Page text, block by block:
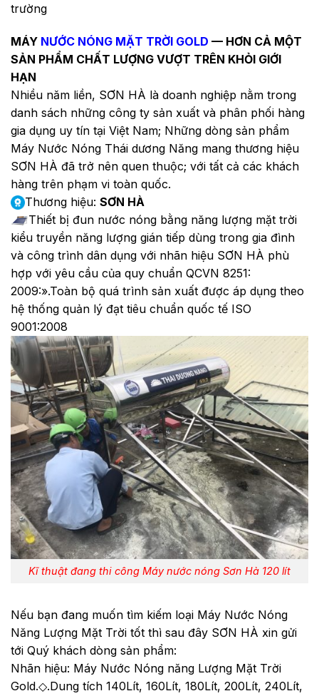
trường
MÁY NƯỚC NÓNG MẶT TRỜI GOLD — HƠN CẢ MỘT
SẢN PHẨM CHẤT LƯỢNG VƯỢT TRÊN KHỎI GIỚI
HẠN
Nhiều năm liền, SƠN HÀ là doanh nghiệp nằm trong
danh sách những công ty sản xuất và phân phối hàng
gia dụng uy tín tại Việt Nam; Những dòng sản phẩm
Máy Nước Nóng Thái dương Năng mang thương hiệu
SƠN HÀ đã trở nên quen thuộc; với tất cả các khách
hàng trên phạm vi toàn quốc.
Thương hiệu: SƠN HÀ
Thiết bị đun nước nóng bằng năng lượng mặt trời
kiểu truyền năng lượng gián tiếp dùng trong gia đình
và công trình dân dụng với nhãn hiệu SƠN HÀ phù
hợp với yêu cầu của quy chuẩn QCVN 8251:
2009:».Toàn bộ quá trình sản xuất được áp dụng theo
hệ thống quản lý đạt tiêu chuẩn quốc tế ISO
9001:2008
Kĩ thuật đang thi công Máy nước nóng Sơn Hà 120 lít
Nếu bạn đang muốn tìm kiếm loại Máy Nước Nóng
Năng Lượng Mặt Trời tốt thì sau đây SƠN HÀ xin gửi
tới Quý khách dòng sản phẩm:
Nhãn hiệu: Máy Nước Nóng năng Lượng Mặt Trời
Gold.◇.Dung tích 140Lít, 160Lít, 180Lít, 200Lít, 240Lít,